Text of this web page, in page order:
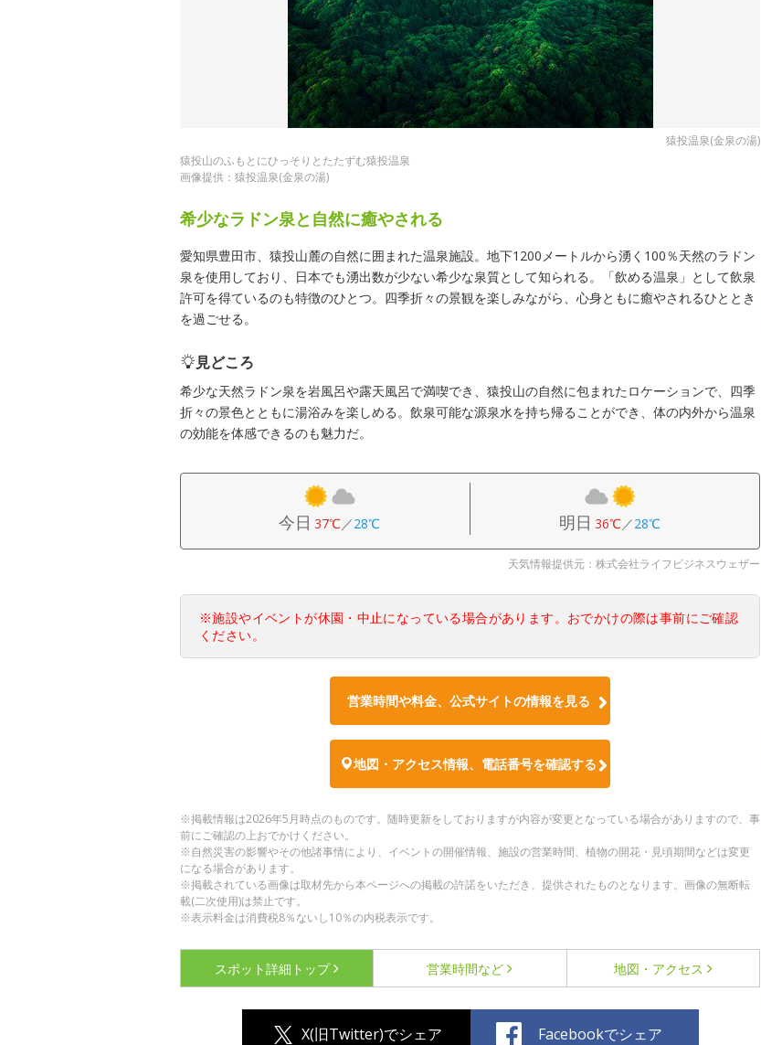
猿投温泉(金泉の湯)
猿投山のふもとにひっそりとたたずむ猿投温泉
画像提供：猿投温泉(金泉の湯)
希少なラドン泉と自然に癒やされる
愛知県豊田市、猿投山麓の自然に囲まれた温泉施設。地下1200メートルから湧く100％天然のラドン
泉を使用しており、日本でも湧出数が少ない希少な泉質として知られる。「飲める温泉」として飲泉
許可を得ているのも特徴のひとつ。四季折々の景観を楽しみながら、心身ともに癒やされるひととき
を過ごせる。
見どころ
希少な天然ラドン泉を岩風呂や露天風呂で満喫でき、猿投山の自然に包まれたロケーションで、四季
折々の景色とともに湯浴みを楽しめる。飲泉可能な源泉水を持ち帰ることができ、体の内外から温泉
の効能を体感できるのも魅力だ。
今日 37℃／28℃ 明日 36℃／28℃
天気情報提供元：株式会社ライフビジネスウェザー
※施設やイベントが休園・中止になっている場合があります。おでかけの際は事前にご確認
ください。
営業時間や料金、公式サイトの情報を見る
地図・アクセス情報、電話番号を確認する
※掲載情報は2026年5月時点のものです。随時更新をしておりますが内容が変更となっている場合がありますので、事
前にご確認の上おでかけください。
※自然災害の影響やその他諸事情により、イベントの開催情報、施設の営業時間、植物の開花・見頃期間などは変更
になる場合があります。
※掲載されている画像は取材先から本ページへの掲載の許諾をいただき、提供されたものとなります。画像の無断転
載(二次使用)は禁止です。
※表示料金は消費税8％ないし10％の内税表示です。
スポット詳細 トップ 営業時間など 地図・アクセス
X(旧Twitter)でシェア Facebookでシェア